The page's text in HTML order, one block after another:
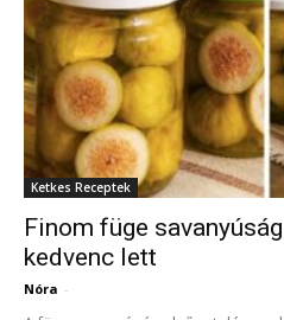
Ketkes Receptek
Finom füge
kedvenc lett
Nóra -